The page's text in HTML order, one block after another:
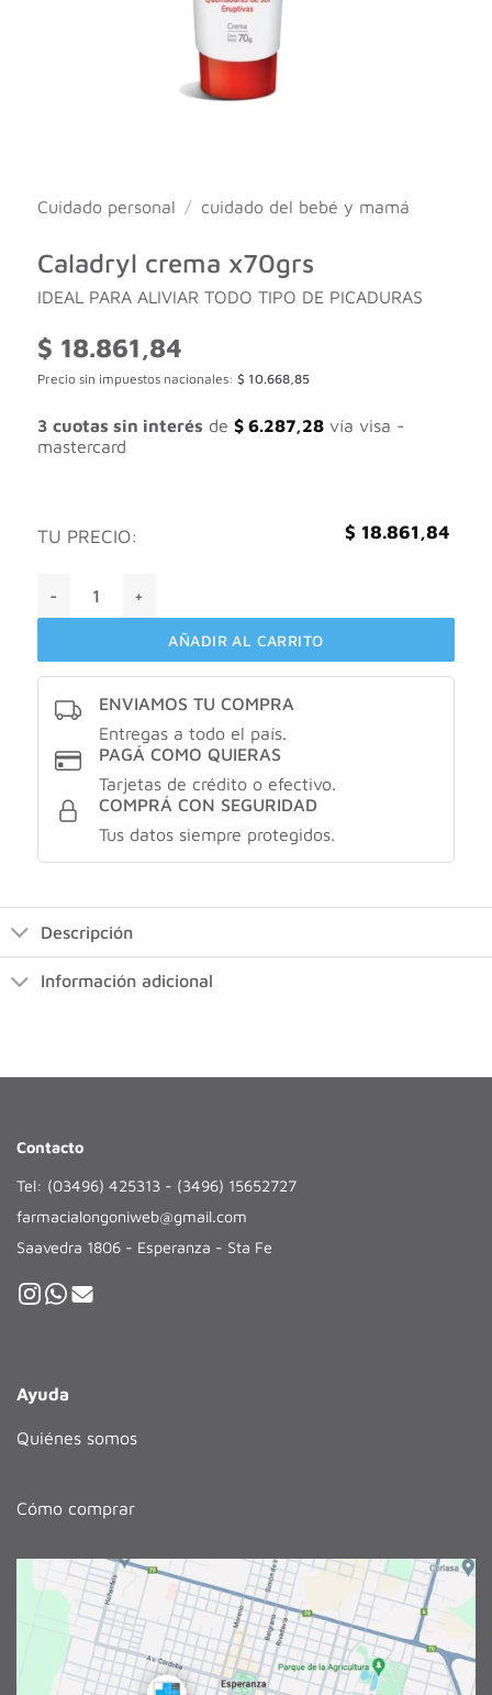
Cuidado personal / cuidado del bebé y mamá
Caladryl crema x70grs
IDEAL PARA ALIVIAR TODO TIPO DE PICADURAS
$ 18.861,84
Precio sin impuestos nacionales: $ 10.668,85
3 cuotas sin interés de $6.287,28vía visa -
mastercard
TU PRECIO: $ 18.861,84
AÑADIR AL CARRITO
ENVIAMOS TU COMPRA
Entregas a todo el país.
PAGÁ COMO QUIERAS
Tarjetas de crédito o efectivo.
COMPRÁ CON SEGURIDAD
Tus datos siempre protegidos.
Descripción
Información adicional
Contacto
Tel: (03496) 425313 - (3496) 15652727
farmacialongoniweb@gmail.com
Saavedra 1806 - Esperanza - Sta Fe
Ayuda
Quiénes somos
Cómo comprar